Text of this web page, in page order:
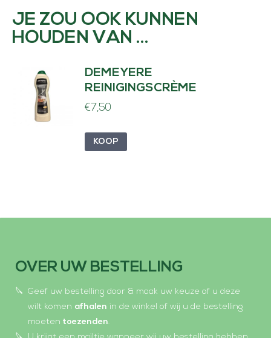
JE ZOU OOK KUNNEN
HOUDEN VAN …
DEMEYERE
REINIGINGSCRÈME
€7,50
KOOP
OVER UW BESTELLING
Geef uw bestelling door & maak uw keuze of u deze
wilt komen afhalen in de winkel of wij u de bestelling
moeten toezenden.